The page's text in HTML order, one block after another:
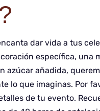
dar vida a tus
específica, una
azúcar añadida,
lo que imaginas. Por
de tu evento.